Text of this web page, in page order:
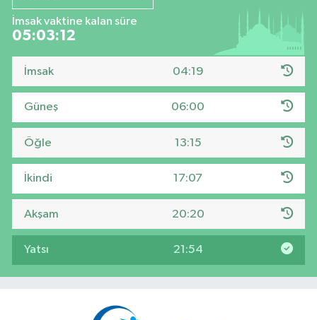
İmsak vaktine kalan süre
05:03:12
İmsak 04:19
Güneş 06:00
Öğle 13:15
İkindi 17:07
Akşam 20:20
Yatsı 21:54